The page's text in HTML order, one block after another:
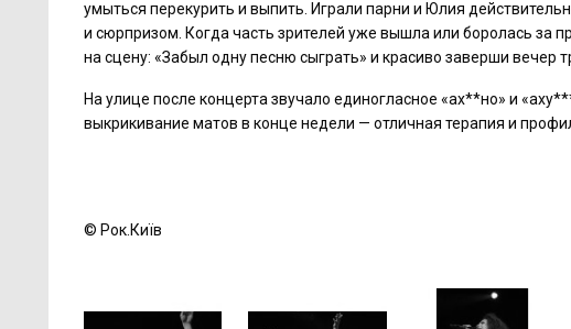
умыться перекурить и выпить. Играли парни и Юлия
и сюрпризом. Когда часть зрителей уже вышла или боролась за
на сцену: «Забыл одну песню сыграть» и красиво заверши вечер
На улице после концерта звучало единогласное «ах**но» и
выкрикивание матов в конце недели — отличная терапия и
© Рок.Київ